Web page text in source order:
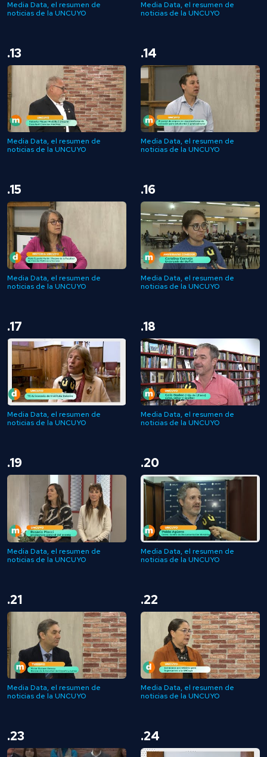
Media Data, el resumen de
noticias de la UNCUYO
Media Data, el resumen de
noticias de la UNCUYO
.13
Media Data, el resumen de
noticias de la UNCUYO
.14
Media Data, el resumen de
noticias de la UNCUYO
.15
Media Data, el resumen de
noticias de la UNCUYO
.16
Media Data, el resumen de
noticias de la UNCUYO
.17
Media Data, el resumen de
noticias de la UNCUYO
.18
Media Data, el resumen de
noticias de la UNCUYO
.19
Media Data, el resumen de
noticias de la UNCUYO
.20
Media Data, el resumen de
noticias de la UNCUYO
.21
Media Data, el resumen de
noticias de la UNCUYO
.22
Media Data, el resumen de
noticias de la UNCUYO
.23 .24